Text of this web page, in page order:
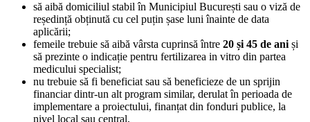
să aibă domiciliul stabil în Municipiul București sau o viză de
reședință obținută cu cel puțin șase luni înainte de data
aplicării;
femeile trebuie să aibă vârsta cuprinsă între 20 și 45 de ani și
să prezinte o indicație pentru fertilizarea in vitro din partea
medicului specialist;
nu trebuie să fi beneficiat sau să beneficieze de un sprijin
financiar dintr-un alt program similar, derulat în perioada de
implementare a proiectului, finanțat din fonduri publice, la
nivel local sau central.